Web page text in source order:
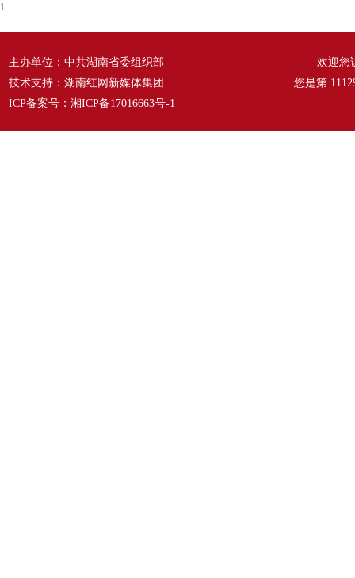
1
主办单位：中共湖南省委组织部
技术支持：湖南红网新媒体集团
ICP备案号： 湘ICP备17016663号-1
欢迎您
您是第